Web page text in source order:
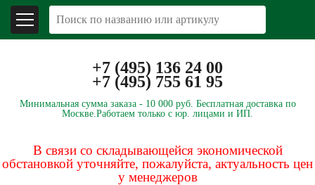
+7 (495) 136 24 00
+7 (495) 755 61 95
Минимальная сумма заказа - 10 000 руб. Бесплатная доставка по
Москве.Работаем только с юр. лицами и ИП.
В связи со складывающейся экономической
обстановкой уточняйте, пожалуйста, актуальность цен
у менеджеров